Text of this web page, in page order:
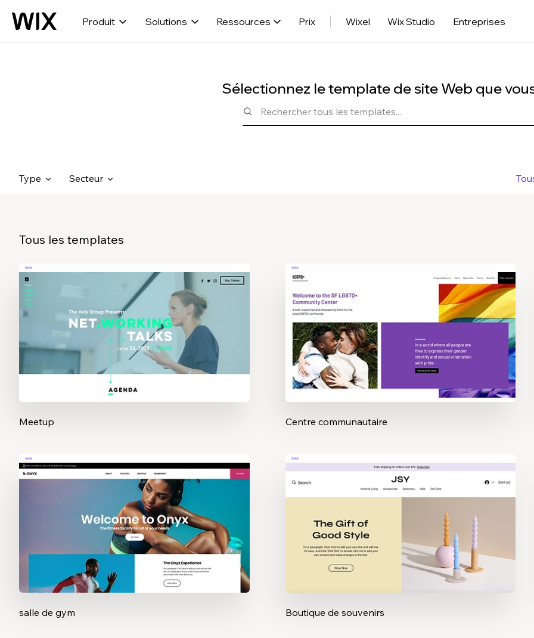
Produit Solutions Ressources Prix Wixel Wix Studio Entreprises
Sélectionnez le template de site Web que
Type Secteur
Tous les templates
Meetup Centre communautaire
salle de gym Boutique de souvenirs